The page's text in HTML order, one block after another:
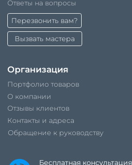
Ответы на вопросы
Перезвонить вам?
Вызвать мастера
Организация
Портфолио товаров
О компании
Отзывы клиентов
Контакты и адреса
Обращение к руководству
Бесплатная консультация